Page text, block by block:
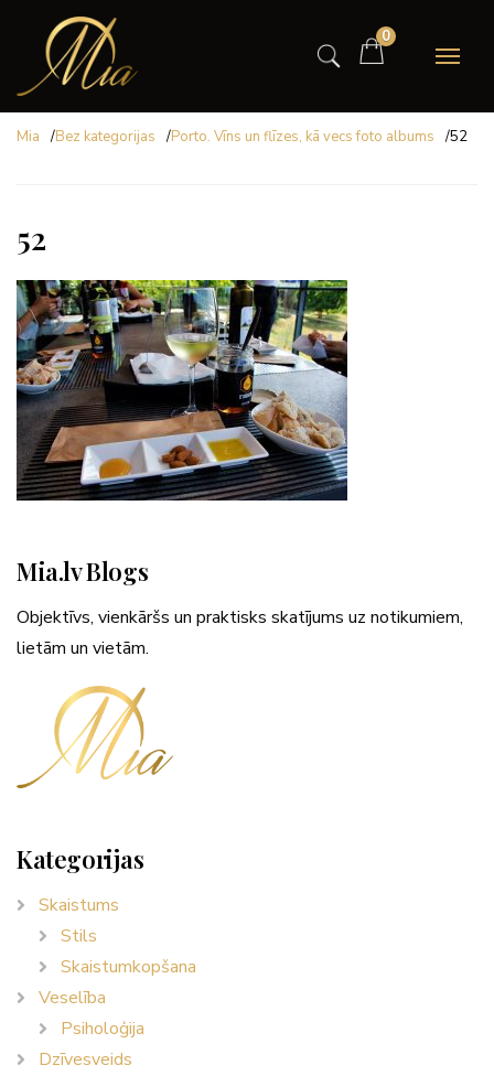
0
Mia /Bez kategorijas /Porto. Vīns un flīzes, kā vecs foto albums /52
52
Mia.lv Blogs
Objektīvs, vienkāršs un praktisks skatījums uz notikumiem,
lietām un vietām.
Kategorijas
Skaistums
Stils
Skaistumkopšana
Veselība
Psiholoģija
Dzīvesveids